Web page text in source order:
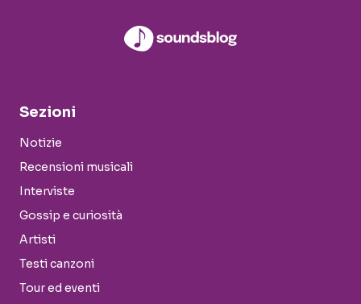
Sezioni
Notizie
Recensioni musicali
Interviste
Gossip e curiosità
Artisti
Testi canzoni
Tour ed eventi